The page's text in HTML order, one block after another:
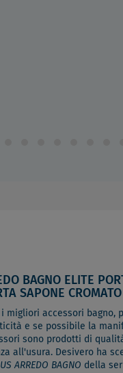
BAGNO ELITE
SAPONE CROMATO
migliori accessori bagno,
e se possibile la
sono prodotti di
all'usura. Desivero ha
ARREDO BAGNO della